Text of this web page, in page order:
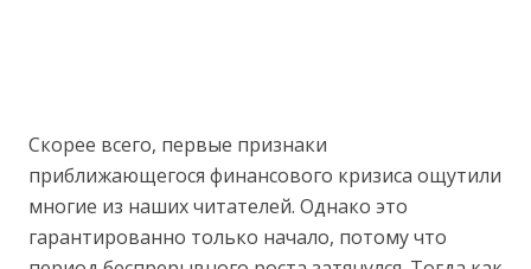
Скорее всего, первые признаки
приближающегося финансового кризиса ощутили
многие из наших читателей. Однако это
гарантированно только начало, потому что